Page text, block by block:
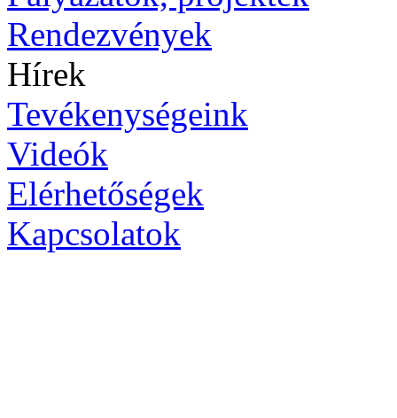
Rendezvények
Hírek
Tevékenységeink
Videók
Elérhetőségek
Kapcsolatok